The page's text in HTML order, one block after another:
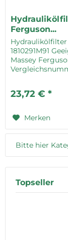
Ferguson...
Hydraulikölfilter
1810291M91
Massey
23,72 € *
Merken
Bitte hier
Topseller